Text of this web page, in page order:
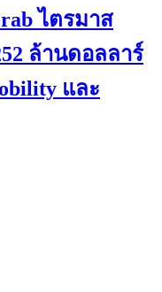
ไตรมาส
ล้านดอลลาร์
และ